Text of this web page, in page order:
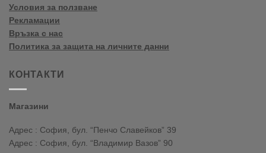
Условия за ползване
Рекламации
Връзка с нас
Политика за защита на личните данни
КОНТАКТИ
Магазини
Адрес : София, бул. “Пенчо Славейков” 39
Адрес : София, бул. “Владимир Вазов” 90